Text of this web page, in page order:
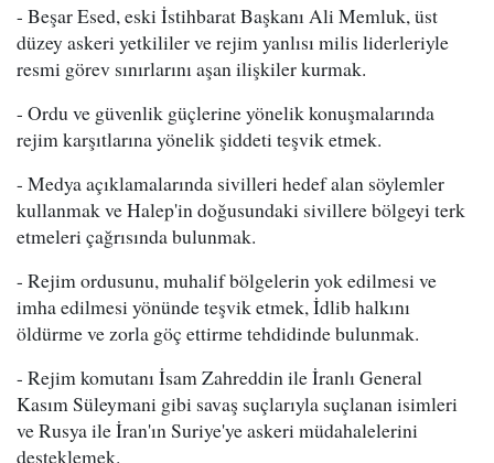
- Beşar Esed, eski İstihbarat Başkanı Ali Memluk, üst
düzey askeri yetkililer ve rejim yanlısı milis liderleriyle
resmi görev sınırlarını aşan ilişkiler kurmak.
- Ordu ve güvenlik güçlerine yönelik konuşmalarında
rejim karşıtlarına yönelik şiddeti teşvik etmek.
- Medya açıklamalarında sivilleri hedef alan söylemler
kullanmak ve Halep'in doğusundaki sivillere bölgeyi terk
etmeleri çağrısında bulunmak.
- Rejim ordusunu, muhalif bölgelerin yok edilmesi ve
imha edilmesi yönünde teşvik etmek, İdlib halkını
öldürme ve zorla göç ettirme tehdidinde bulunmak.
- Rejim komutanı İsam Zahreddin ile İranlı General
Kasım Süleymani gibi savaş suçlarıyla suçlanan isimleri
ve Rusya ile İran'ın Suriye'ye askeri müdahalelerini
desteklemek.